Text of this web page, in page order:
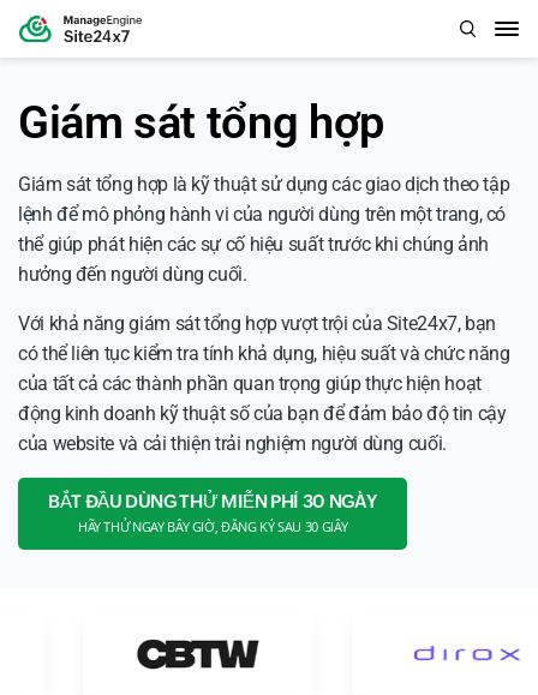
Giám sát tổng hợp
Giám sát tổng hợp là kỹ thuật sử dụng các giao dịch theo tập
lệnh để mô phỏng hành vi của người dùng trên một trang, có
thể giúp phát hiện các sự cố hiệu suất trước khi chúng ảnh
hưởng đến người dùng cuối.
Với khả năng giám sát tổng hợp vượt trội của Site24x7, bạn
có thể liên tục kiểm tra tính khả dụng, hiệu suất và chức năng
của tất cả các thành phần quan trọng giúp thực hiện hoạt
động kinh doanh kỹ thuật số của bạn để đảm bảo độ tin cậy
của website và cải thiện trải nghiệm người dùng cuối.
BẮT ĐẦU DÙNG THỬ MIỄN PHÍ 30 NGÀY
HÃY THỬ NGAY BÂY GIỜ, ĐĂNG KÝ SAU 30 GIÂY